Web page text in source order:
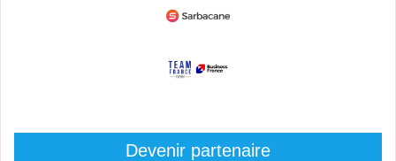
Devenir partenaire